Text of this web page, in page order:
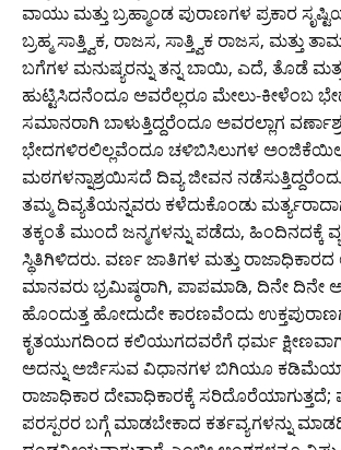
ವಾಯು ಮತ್ತು ಬ್ರಹ್ಮಾಂಡ ಪುರಾಣಗಳ ಪ್ರಕಾರ
ಬ್ರಹ್ಮ ಸಾತ್ತ್ವಿಕ, ರಾಜಸ, ಸಾತ್ತ್ವಿಕ ರಾಜಸ, ಮತ್ತು
ಬಗೆಗಳ ಮನುಷ್ಯರನ್ನು ತನ್ನ ಬಾಯಿ, ಎದೆ, ತೊಡೆ
ಹುಟ್ಟಿಸಿದನೆಂದೂ ಅವರೆಲ್ಲರೂ ಮೇಲು-ಕೀಳೆಂಬ
ಸಮಾನರಾಗಿ ಬಾಳುತ್ತಿದ್ದರೆಂದೂ ಅವರಲ್ಲಾಗ
ಭೇದಗಳಿರಲಿಲ್ಲವೆಂದೂ ಚಳಿಬಿಸಿಲುಗಳ
ಮಠಗಳನ್ನಾಶ್ರಯಿಸದೆ ದಿವ್ಯ ಜೀವನ
ತಮ್ಮ ದಿವ್ಯತೆಯನ್ನವರು ಕಳೆದುಕೊಂಡು
ತಕ್ಕಂತೆ ಮುಂದೆ ಜನ್ಮಗಳನ್ನು ಪಡೆದು, ಹಿಂದಿನದಕ್ಕೆ
ಸ್ಥಿತಿಗಿಳಿದರು. ವರ್ಣ ಜಾತಿಗಳ ಮತ್ತು ರಾಜಾಧಿಕಾರದ
ಮಾನವರು ಭ್ರಮಿಷ್ಠರಾಗಿ, ಪಾಪಮಾಡಿ, ದಿನೇ ದಿನೇ
ಹೊಂದುತ್ತ ಹೋದುದೇ ಕಾರಣವೆಂದು
ಕೃತಯುಗದಿಂದ ಕಲಿಯುಗದವರೆಗೆ ಧರ್ಮ
ಅದನ್ನು ಅರ್ಜಿಸುವ ವಿಧಾನಗಳ ಬಿಗಿಯೂ
ರಾಜಾಧಿಕಾರ ದೇವಾಧಿಕಾರಕ್ಕೆ ಸರಿದೊರೆಯಾಗುತ್ತದೆ;
ಪರಸ್ಪರರ ಬಗ್ಗೆ ಮಾಡಬೇಕಾದ ಕರ್ತವ್ಯಗಳನ್ನು